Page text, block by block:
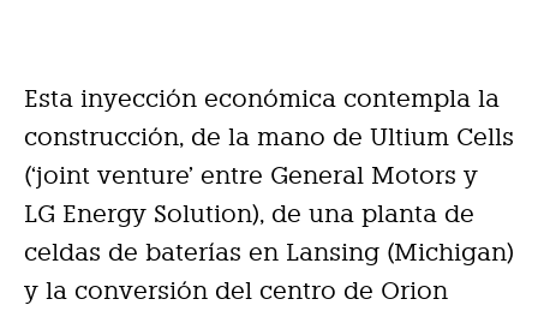
Esta inyección económica contempla la
construcción, de la mano de Ultium Cells
(‘joint venture’ entre General Motors y
LG Energy Solution), de una planta de
celdas de baterías en Lansing (Michigan)
y la conversión del centro de Orion